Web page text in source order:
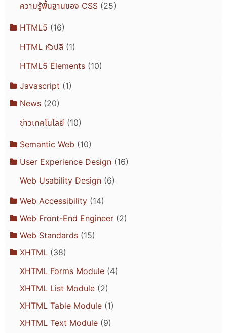
ความรู้พื้นฐานของ CSS(25)
HTML5 (16)
HTML หัวปลี (1)
HTML5 Elements(10)
Javascript (1)
News(20)
ข่าวเทคโนโลยี (10)
Semantic Web (10)
User Experience Design(16)
Web Usability Design(6)
Web Accessibility(14)
Web Front-End Engineer(2)
Web Standards(15)
XHTML(38)
XHTML Forms Module(4)
XHTML List Module(2)
XHTML Table Module(1)
XHTML Text Module(9)